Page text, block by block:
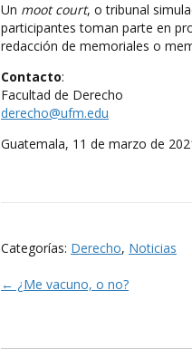
Un moot court, o tribunal
participantes toman parte en
redacción de memoriales o
Contacto:
Facultad de Derecho
derecho@ufm.edu
Guatemala, 11 de marzo de
Categorías: Derecho, Noticias
Posts
← ¿Me vacuno, o no?